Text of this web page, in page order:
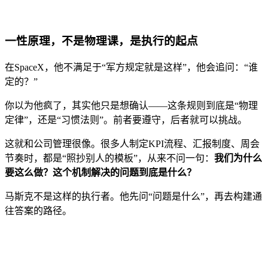
一性原理，不是物理课，是执行的起点
在SpaceX，他不满足于“军方规定就是这样”，他会追问：“谁
定的？”
你以为他疯了，其实他只是想确认——这条规则到底是“物理
定律”，还是“习惯法则”。前者要遵守，后者就可以挑战。
这就和公司管理很像。很多人制定KPI流程、汇报制度、周会
节奏时，都是“照抄别人的模板”，从来不问一句： 我们为什么
要这么做？这个机制解决的问题到底是什么？
马斯克不是这样的执行者。他先问“问题是什么”，再去构建通
往答案的路径。